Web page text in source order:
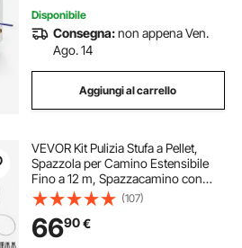
Disponibile
Consegna:non appena Ven.
Ago. 14
Aggiungi al carrello
VEVOR Kit Pulizia Stufa a Pellet,
Spazzola per Camino Estensibile
Fino a 12 m, Spazzacamino con
Doppie Testine, Spazzola e
Occhiali, Strumento per la Pulizia
del Camino per Rettangolari e ad
Arco
(107)
6690€